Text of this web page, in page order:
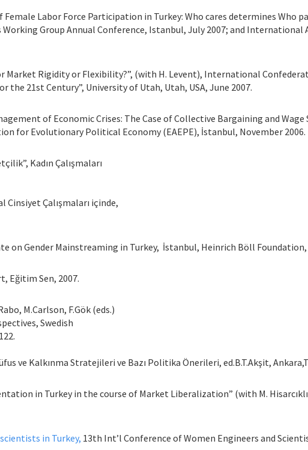
Labor Force Participation in Turkey: Who cares determines Who
Group Annual Conference, Istanbul, July 2007; and
Market Rigidity or Flexibility?”, (with H. Levent), International
21st Century”, University of Utah, Utah, USA, June 2007.
of Economic Crises: The Case of Collective Bargaining and
for Evolutionary Political Economy (EAEPE), İstanbul, November 2006.
Kadın Çalışmaları
Cinsiyet Çalışmaları içinde,
on Gender Mainstreaming in Turkey, İstanbul, Heinrich Böll Foundation,
Eğitim Sen, 2007.
M.Carlson, F.Gök (eds.)
Swedish
ve Kalkınma Stratejileri ve Bazı Politika Önerileri, ed.B.T.Akşit,
in Turkey in the course of Market Liberalization” (with M.
in Turkey, 13th Int’l Conference of Women Engineers and